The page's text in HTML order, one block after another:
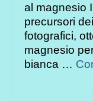
al magnesio
precursori
fotografici,
magnesio
bianca …